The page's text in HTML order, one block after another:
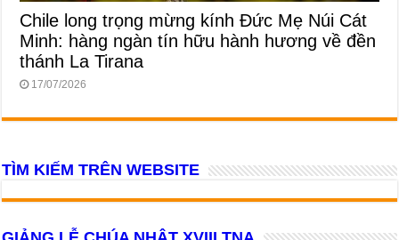
Chile long trọng mừng kính Đức Mẹ Núi Cát
Minh: hàng ngàn tín hữu hành hương về đền
thánh La Tirana
17/07/2026
TÌM KIẾM TRÊN WEBSITE